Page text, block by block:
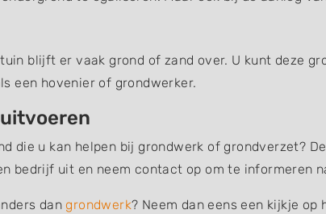
blijft er vaak grond of zand over. U kunt deze
een hovenier of grondwerker.
die u kan helpen bij grondwerk of grondverzet?
bedrijf uit en neem contact op om te informeren
dangrondwerk? Neem dan eens een kijkje